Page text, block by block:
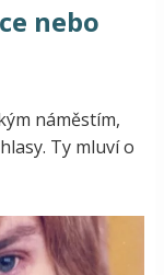
nebo
náměstím,
Ty mluví o